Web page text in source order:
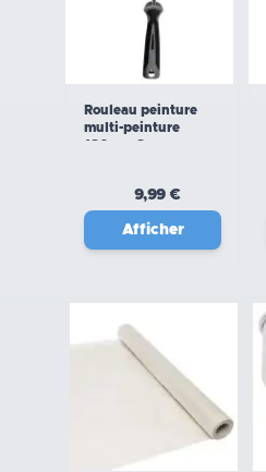
Rouleau peinture
multi-peinture
180mm Savy
9,99 €
Afficher